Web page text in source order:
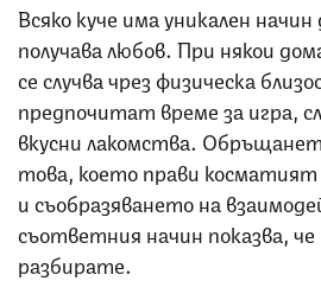
Всяко куче има уникален
получава любов. При някои
се случва чрез физическа
предпочитат време за игра,
вкусни лакомства.
това, което прави
и съобразяването на
съответния начин показва,
разбирате.